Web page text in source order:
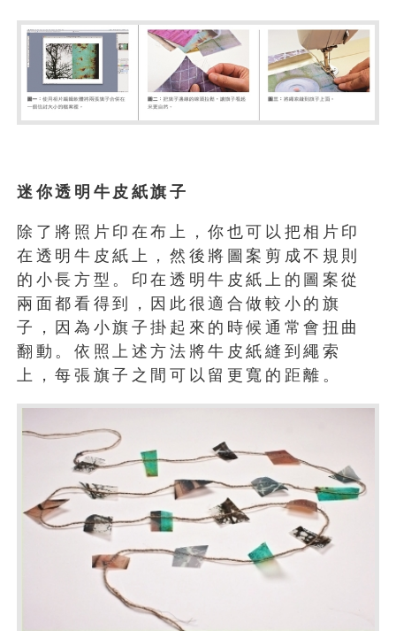
迷你透明牛皮紙旗子
除了將照片印在布上，你也可以把相片印
在透明牛皮紙上，然後將圖案剪成不規則
的小長方型。印在透明牛皮紙上的圖案從
兩面都看得到，因此很適合做較小的旗
子，因為小旗子掛起來的時候通常會扭曲
翻動。依照上述方法將牛皮紙縫到繩索
上，每張旗子之間可以留更寬的距離。